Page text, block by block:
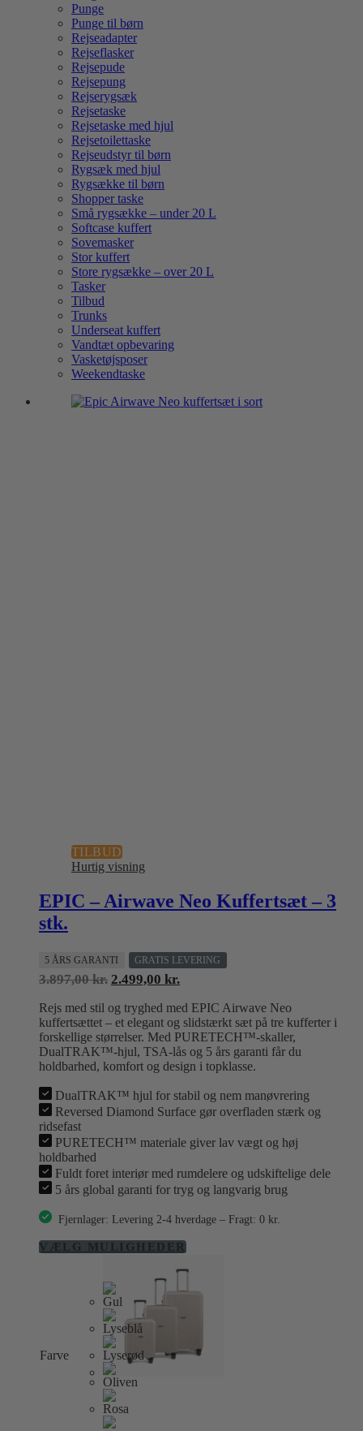
Punge
Punge til børn
Rejseadapter
Rejseflasker
Rejsepude
Rejsepung
Rejserygsæk
Rejsetaske
Rejsetaske med hjul
Rejsetoilettaske
Rejseudstyr til børn
Rygsæk med hjul
Rygsække til børn
Shopper taske
Små rygsække – under 20 L
Softcase kuffert
Sovemasker
Stor kuffert
Store rygsække – over 20 L
Tasker
Tilbud
Trunks
Underseat kuffert
Vandtæt opbevaring
Vasketøjsposer
Weekendtaske
TILBUD
Hurtig visning
EPIC – Airwave Neo Kuffertsæt – 3
stk.
5 ÅRS GARANTI GRATIS LEVERING
3.897,00kr. Den
pris
var:
3.897,00 kr..
2.499,00 kr.
pris
er:
2.499,00 kr..
Rejs med stil og tryghed med EPIC Airwave Neo
kuffertsættet – et elegant og slidstærkt sæt på tre kufferter i
forskellige størrelser. Med PURETECH™-skaller,
DualTRAK™-hjul, TSA-lås og 5 års garanti får du
holdbarhed, komfort og design i topklasse.
DualTRAK™ hjul for stabil og nem manøvrering
Reversed Diamond Surface gør overfladen stærk og
ridsefast
PURETECH™ materiale giver lav vægt og høj
holdbarhed
Fuldt foret interiør med rumdelere og udskiftelige dele
5 års global garanti for tryg og langvarig brug
Fjernlager: Levering 2-4 hverdage – Fragt: 0 kr.
VÆLG MULIGHEDERDette
har
flere
Mulighederne
vælges
Farve